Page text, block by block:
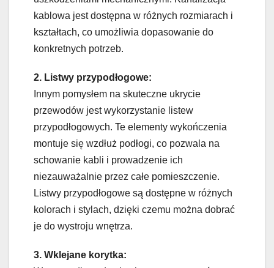
kablowa jest dostępna w różnych rozmiarach i
kształtach, co umożliwia dopasowanie do
konkretnych potrzeb.
2. Listwy przypodłogowe:
Innym pomysłem na skuteczne ukrycie
przewodów jest wykorzystanie listew
przypodłogowych. Te elementy wykończenia
montuje się wzdłuż podłogi, co pozwala na
schowanie kabli i prowadzenie ich
niezauważalnie przez całe pomieszczenie.
Listwy przypodłogowe są dostępne w różnych
kolorach i stylach, dzięki czemu można dobrać
je do wystroju wnętrza.
3. Wklejane korytka: